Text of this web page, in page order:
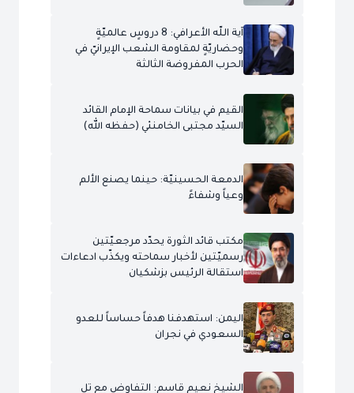
آية اللّه الأعرافي: 8 دروسٍ عالميّةٍ
وحضاريّةٍ لمقاومة الشعب الإيرانيّ في
الحرب المفروضة الثالثة
القيم في بيانات سماحة الإمام القائد
السيّد مجتبى الخامنئي (حفظه الله)
الدمعة الحسينيّة: حينما يصنع الألم
وعياً وشفاءً
مكتب قائد الثورة يحدّد مرجعيّتين
رسميّتين لأخبار سماحته ويكذّب ادعاءات
استقالة الرئيس بزشكيان
اليمن: استهدفنا هدفاً حساساً للعدو
السعودي في نجران
الشيخ نعيم قاسم: التفاوض مع تل